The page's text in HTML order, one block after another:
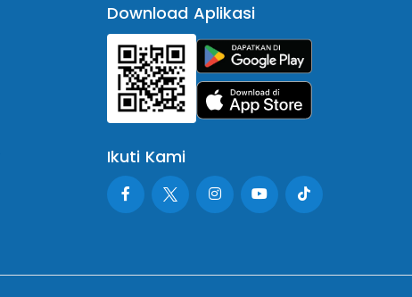
Download Aplikasi
Ikuti Kami